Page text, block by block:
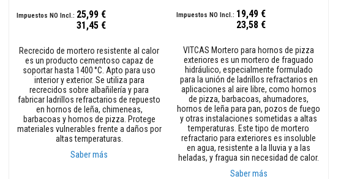
31,45 €
25,99 €
Recrecido de mortero resistente al calor
es un producto cementoso capaz de
soportar hasta 1400 °C. Apto para uso
interior y exterior. Se utiliza para
recrecidos sobre albañilería y para
fabricar ladrillos refractarios de repuesto
en hornos de leña, chimeneas,
barbacoas y hornos de pizza. Protege
materiales vulnerables frente a daños por
altas temperaturas.
Saber más
23,58 €
19,49 €
VITCAS Mortero para hornos de pizza
exteriores es un mortero de fraguado
hidráulico, especialmente formulado
para la unión de ladrillos refractarios en
aplicaciones al aire libre, como hornos
de pizza, barbacoas, ahumadores,
hornos de leña para pan, pozos de fuego
y otras instalaciones sometidas a altas
temperaturas. Este tipo de mortero
refractario para exteriores es insoluble
en agua, resistente a la lluvia y a las
heladas, y fragua sin necesidad de calor.
Saber más